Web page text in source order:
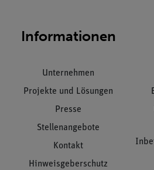
Informationen
Unternehmen
Projekte und Lösungen
Presse
Stellenangebote
Kontakt
Hinweisgeberschutz